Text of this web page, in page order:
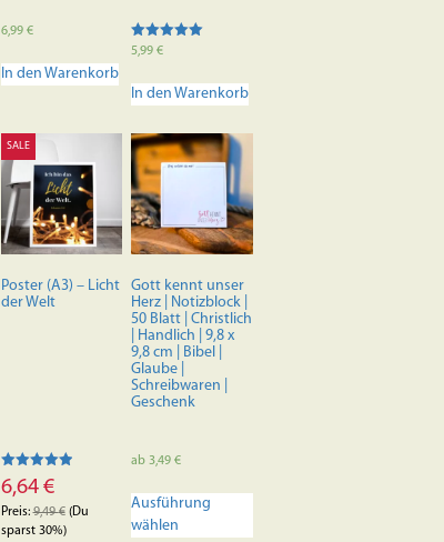
6,99 €
In den Warenkorb
Bewertet mit
5,99€
In den Warenkorb
SALE
Poster (A3) – Licht
der Welt
Bewertet mit
5.00
von 5
6,64 €
Preis:9,49€(Du
sparst 30%)
Gott kennt unser
Herz | Notizblock |
50 Blatt | Christlich
| Handlich | 9,8 x
9,8 cm | Bibel |
Glaube |
Schreibwaren |
Geschenk
ab3,49€
Ausführung
wählen